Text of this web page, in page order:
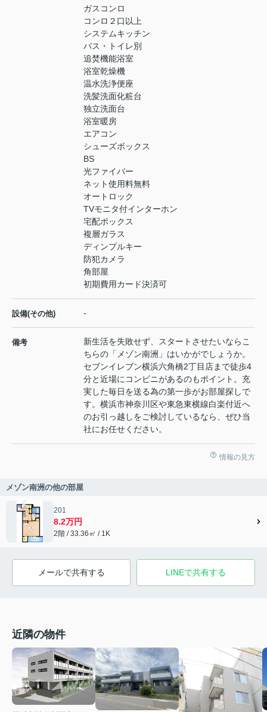
ガスコンロ
コンロ２口以上
システムキッチン
バス・トイレ別
追焚機能浴室
浴室乾燥機
温水洗浄便座
洗髪洗面化粧台
独立洗面台
浴室暖房
エアコン
シューズボックス
BS
光ファイバー
ネット使用料無料
オートロック
TVモニタ付インターホン
宅配ボックス
複層ガラス
ディンプルキー
防犯カメラ
角部屋
初期費用カード決済可
設備(その他) -
備考
新生活を失敗せず、スタートさせたいならこ
ちらの「メゾン南洲」はいかがでしょうか。
セブンイレブン横浜六角橋2丁目店まで徒歩4
分と近場にコンビニがあるのもポイント。充
実した毎日を送る為の第一歩がお部屋探しで
す。横浜市神奈川区や東急東横線白楽付近へ
のお引っ越しをご検討しているなら、ぜひ当
社にお任せください。
情報の見方
メゾン南洲の他の部屋
201
8.2万円
2階 / 33.36㎡ / 1K
メールで共有する LINEで共有する
近隣の物件